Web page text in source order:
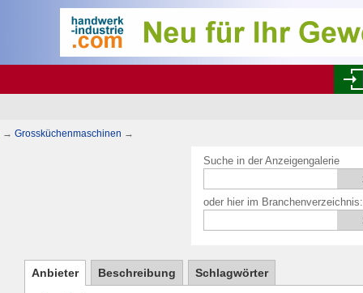
Suche in der Anzeigengalerie
oder hier im Branchenverzeichnis:
→ Grossküchenmaschinen →
Anbieter Beschreibung Schlagwörter